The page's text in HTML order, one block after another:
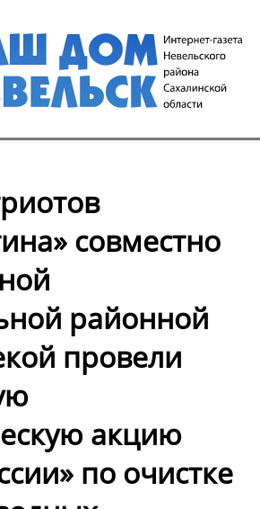
совместно
районной
провели
акцию
по очистке